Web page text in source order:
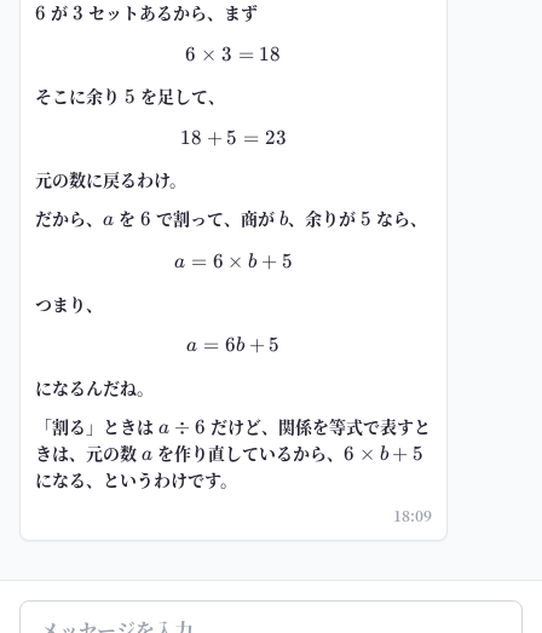
6
6 が 3
3 セットあるから、まず
6\times 3=18
6 × 3 = 18
そこに余り 5
5 を足して、
18+5=23
18 +5 = 23
元の数に戻るわけ。
だから、 a
a を 6
6 で割って、商が b
b、余りが 5
5 なら、
a=6\times b+5
a = 6 × b + 5
つまり、
a=6b+5
a = 6b +5
になるんだね。
「割る」ときは a\div
6
a ÷ 6 だけど、 関係を等式で表すと
きは、元の数 a
a を作り直しているから、 6\times
6 × b + 5
になる、というわけです。
18:09